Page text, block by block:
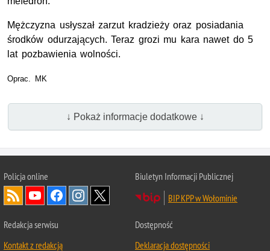
Mężczyzna usłyszał zarzut kradzieży oraz posiadania
środków odurzających. Teraz grozi mu kara nawet do 5
lat pozbawienia wolności.
Oprac. MK
↓ Pokaż informacje dodatkowe ↓
Policja online
Biuletyn Informacji Publicznej
BIP KPP w Wołominie
Redakcja serwisu
Kontakt z redakcją
Dostępność
Deklaracja dostępności